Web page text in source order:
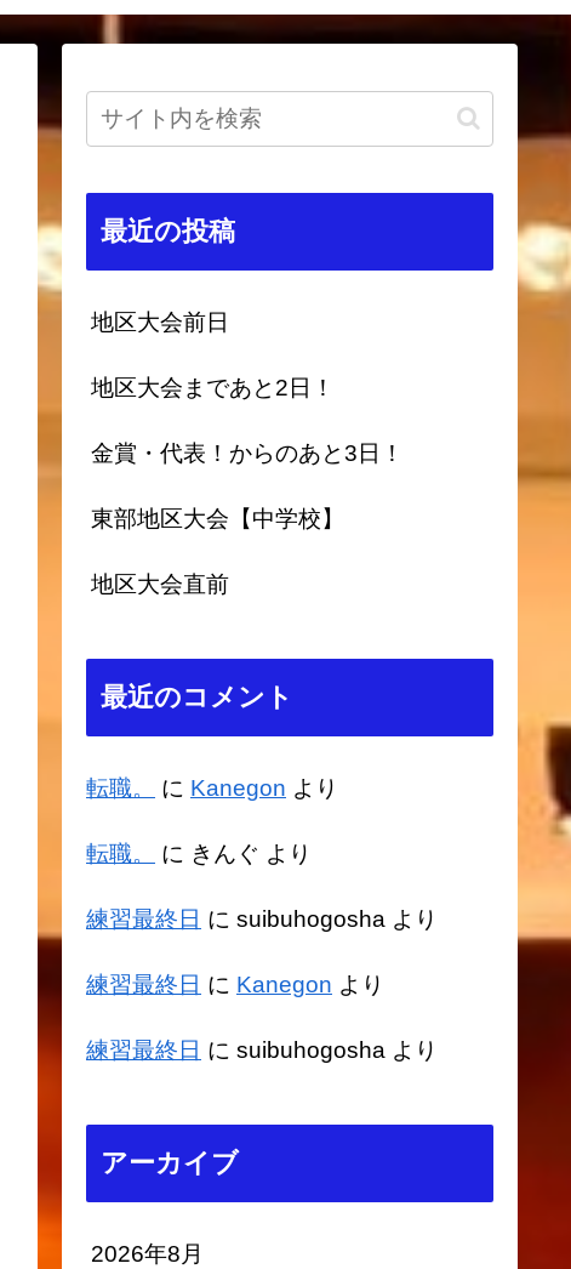
最近の投稿
地区大会前日
地区大会まであと2日！
金賞・代表！からのあと3日！
東部地区大会【中学校】
地区大会直前
最近のコメント
転職。 に Kanegon より
転職。 に きんぐ より
練習最終日 に suibuhogosha より
練習最終日 に Kanegon より
練習最終日 に suibuhogosha より
アーカイブ
2026年8月